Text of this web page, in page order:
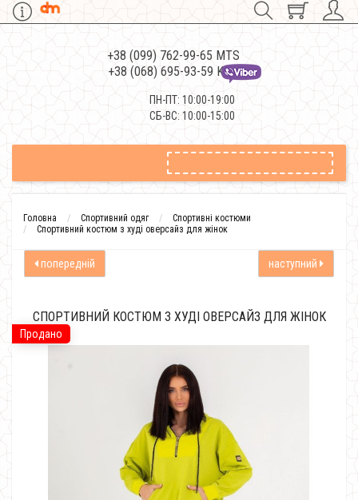
+38 (099) 762-99-65 MTS
+38 (068) 695-93-59 Kievstar
ПН-ПТ: 10:00-19:00
СБ-ВС: 10:00-15:00
Головна Спортивний одяг
Спортивні костюми
Спортивний костюм з худі оверсайз для жінок
попередній наступний
Продано
СПОРТИВНИЙ КОСТЮМ З ХУДІ ОВЕРСАЙЗ ДЛЯ ЖІНОК